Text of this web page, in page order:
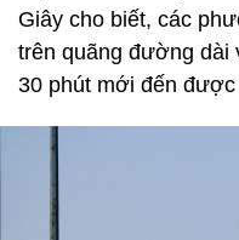
Giây cho biết, các
trên quãng đường dài
30 phút mới đến